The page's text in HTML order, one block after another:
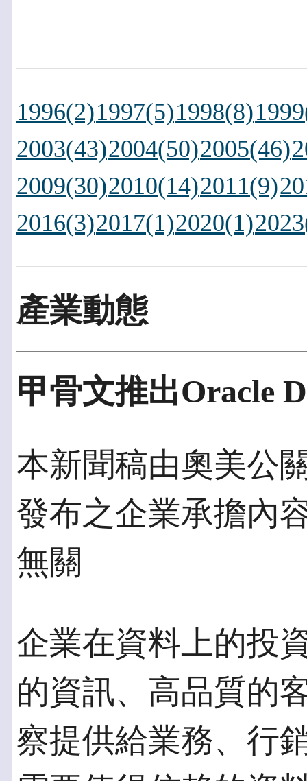
1996(2)1997(5)1998(8)
2003(43)2004(50)2005(46)
2009(30)2010(14)2011(9)
2016(3)2017(1)2020(1)
產業動態
甲骨文推出Oracle
本新聞稿由奧美公
發布之企業承擔內
無關
企業在資料上的投
的資訊、高品質的
察提供給業務、行